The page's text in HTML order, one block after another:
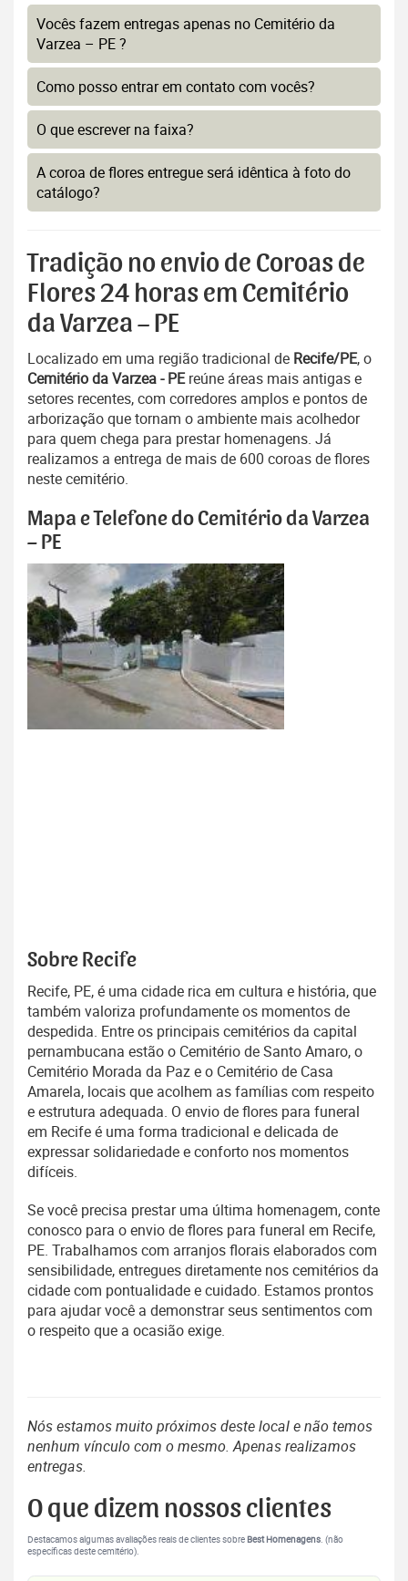
Vocês fazem entregas apenas no Cemitério da
Varzea – PE ?
Como posso entrar em contato com vocês?
O que escrever na faixa?
A coroa de flores entregue será idêntica à foto do
catálogo?
Tradição no envio de Coroas de
Flores 24 horas em Cemitério
da Varzea – PE
Localizado em uma região tradicional de Recife/PE, o
Cemitério da Varzea - PEreúne áreas mais antigas e
setores recentes, com corredores amplos e pontos de
arborização que tornam o ambiente mais acolhedor
para quem chega para prestar homenagens. Já
realizamos a entrega de mais de 600 coroas de flores
neste cemitério.
Mapa e Telefone do Cemitério da Varzea
– PE
Sobre Recife
Recife, PE, é uma cidade rica em cultura e história, que
também valoriza profundamente os momentos de
despedida. Entre os principais cemitérios da capital
pernambucana estão o Cemitério de Santo Amaro, o
Cemitério Morada da Paz e o Cemitério de Casa
Amarela, locais que acolhem as famílias com respeito
e estrutura adequada. O envio de flores para funeral
em Recife é uma forma tradicional e delicada de
expressar solidariedade e conforto nos momentos
difíceis.
Se você precisa prestar uma última homenagem, conte
conosco para o envio de flores para funeral em Recife,
PE. Trabalhamos com arranjos florais elaborados com
sensibilidade, entregues diretamente nos cemitérios da
cidade com pontualidade e cuidado. Estamos prontos
para ajudar você a demonstrar seus sentimentos com
o respeito que a ocasião exige.
Nós estamos muito próximos deste local e não temos
nenhum vínculo com o mesmo. Apenas realizamos
entregas.
O que dizem nossos clientes
Destacamos algumas avaliações reais de clientes sobre Best Homenagens. (não
específicas deste cemitério).